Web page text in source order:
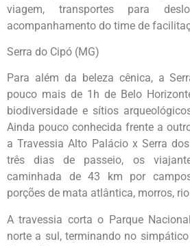
viagem, transportes para
acompanhamento do time de
Serra do Cipó (MG)
Para além da beleza cênica, a
pouco mais de 1h de Belo
biodiversidade e sítios
Ainda pouco conhecida frente a
a Travessia Alto Palácio x Serra
três dias de passeio, os
caminhada de 43 km por
porções de mata atlântica, morros,
A travessia corta o Parque
norte a sul, terminando no